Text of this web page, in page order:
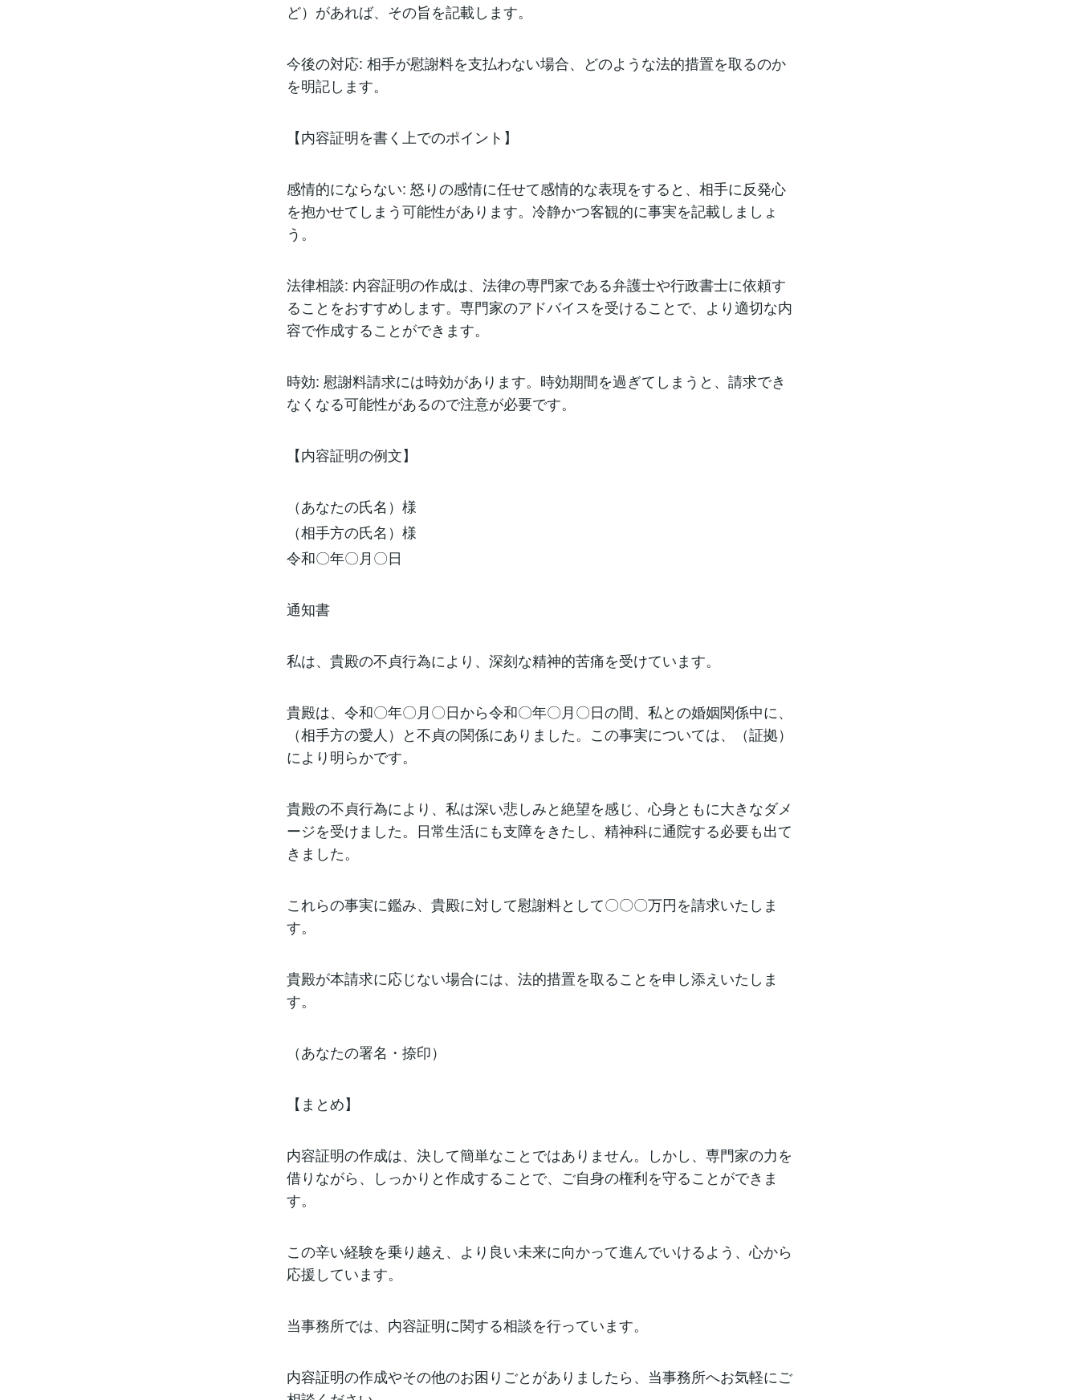
ど）があれば、その旨を記載します。
今後の対応: 相手が慰謝料を支払わない場合、どのような法的措置を取るのか
を明記します。
【内容証明を書く上でのポイント】
感情的にならない: 怒りの感情に任せて感情的な表現をすると、相手に反発心
を抱かせてしまう可能性があります。冷静かつ客観的に事実を記載しましょ
う。
法律相談: 内容証明の作成は、法律の専門家である弁護士や行政書士に依頼す
ることをおすすめします。専門家のアドバイスを受けることで、より適切な内
容で作成することができます。
時効: 慰謝料請求には時効があります。時効期間を過ぎてしまうと、請求でき
なくなる可能性があるので注意が必要です。
【内容証明の例文】
（あなたの氏名）様
（相手方の氏名）様
令和〇年〇月〇日
通知書
私は、貴殿の不貞行為により、深刻な精神的苦痛を受けています。
貴殿は、令和〇年〇月〇日から令和〇年〇月〇日の間、私との婚姻関係中に、
（相手方の愛人）と不貞の関係にありました。この事実については、（証拠）
により明らかです。
貴殿の不貞行為により、私は深い悲しみと絶望を感じ、心身ともに大きなダメ
ージを受けました。日常生活にも支障をきたし、精神科に通院する必要も出て
きました。
これらの事実に鑑み、貴殿に対して慰謝料として〇〇〇万円を請求いたしま
す。
貴殿が本請求に応じない場合には、法的措置を取ることを申し添えいたしま
す。
（あなたの署名・捺印）
【まとめ】
内容証明の作成は、決して簡単なことではありません。しかし、専門家の力を
借りながら、しっかりと作成することで、ご自身の権利を守ることができま
す。
この辛い経験を乗り越え、より良い未来に向かって進んでいけるよう、心から
応援しています。
当事務所では、内容証明に関する相談を行っています。
内容証明の作成やその他のお困りごとがありましたら、当事務所へお気軽にご